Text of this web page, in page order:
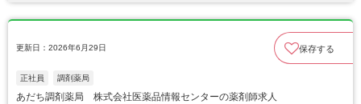
更新日：2026年6月29日 保存する
正社員 調剤薬局
あだち調剤薬局 株式会社医薬品情報センターの薬剤師求人